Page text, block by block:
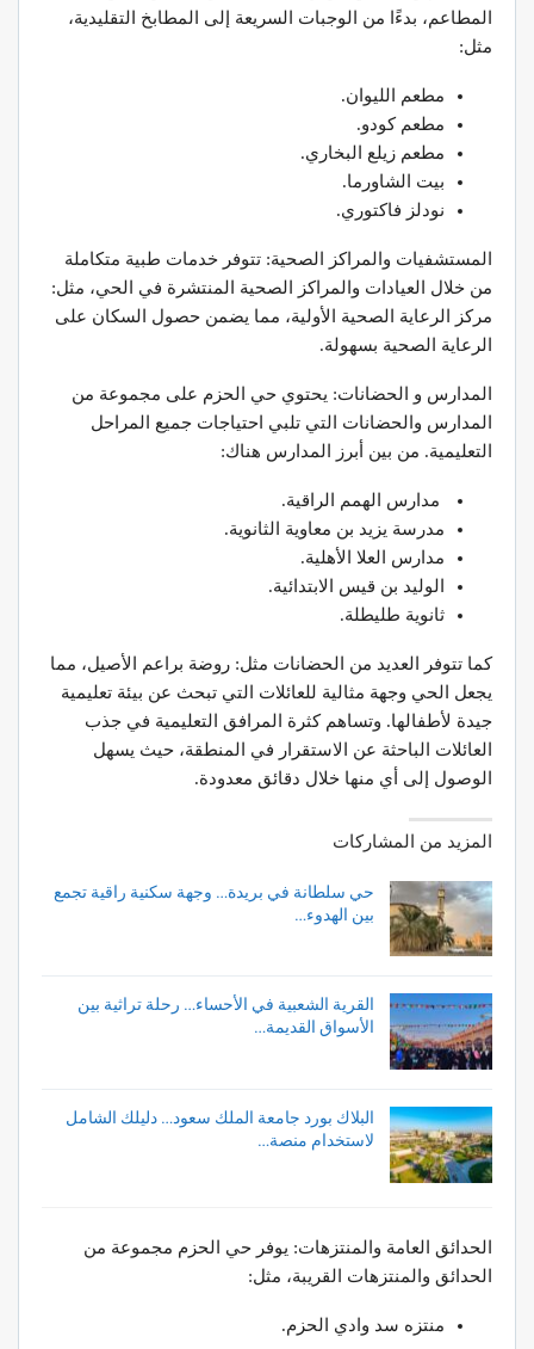
المطاعم، بدءًا من الوجبات السريعة إلى المطابخ التقليدية،
مثل:
مطعم الليوان.
مطعم كودو.
مطعم زيلع البخاري.
بيت الشاورما.
نودلز فاكتوري.
المستشفيات والمراكز الصحية: تتوفر خدمات طبية متكاملة
من خلال العيادات والمراكز الصحية المنتشرة في الحي، مثل:
مركز الرعاية الصحية الأولية، مما يضمن حصول السكان على
الرعاية الصحية بسهولة.
المدارس و الحضانات: يحتوي حي الحزم على مجموعة من
المدارس والحضانات التي تلبي احتياجات جميع المراحل
التعليمية. من بين أبرز المدارس هناك:
مدارس الهمم الراقية.
مدرسة يزيد بن معاوية الثانوية.
مدارس العلا الأهلية.
الوليد بن قيس الابتدائية.
ثانوية طليطلة.
كما تتوفر العديد من الحضانات مثل: روضة براعم الأصيل، مما
يجعل الحي وجهة مثالية للعائلات التي تبحث عن بيئة تعليمية
جيدة لأطفالها. وتساهم كثرة المرافق التعليمية في جذب
العائلات الباحثة عن الاستقرار في المنطقة، حيث يسهل
الوصول إلى أي منها خلال دقائق معدودة.
المزيد من المشاركات
حي سلطانة في بريدة… وجهة سكنية راقية تجمع
بين الهدوء…
القرية الشعبية في الأحساء… رحلة تراثية بين
الأسواق القديمة…
البلاك بورد جامعة الملك سعود… دليلك الشامل
لاستخدام منصة…
الحدائق العامة والمنتزهات: يوفر حي الحزم مجموعة من
الحدائق والمنتزهات القريبة، مثل:
منتزه سد وادي الحزم.